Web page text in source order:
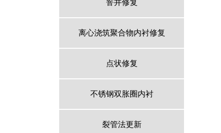
窨井修复
离心浇筑聚合物内衬修复
点状修复
不锈钢双胀圈内衬
裂管法更新